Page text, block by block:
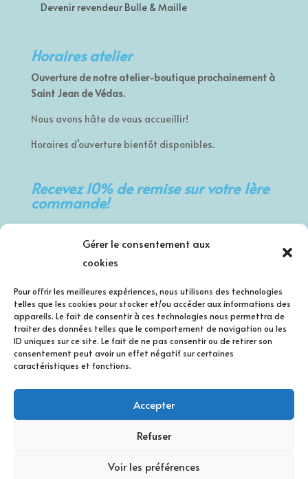
Gérer le consentement aux
cookies
Pour offrir les meilleures expériences, nous utilisons des technologies
telles que les cookies pour stocker et/ou accéder aux informations des
appareils. Le fait de consentir à ces technologies nous permettra de
traiter des données telles que le comportement de navigation ou les
ID uniques sur ce site. Le fait de ne pas consentir ou de retirer son
consentement peut avoir un effet négatif sur certaines
caractéristiques et fonctions.
Accepter
Refuser
Voir les préférences
Devenir revendeur Bulle & Maille
Horaires atelier
Ouverture de notre atelier-boutique prochainement à
Saint Jean de Védas.
Nous avons hâte de vous accueillir!
Horaires d’ouverture bientôt disponibles.
Recevez 10% de remise sur votre 1ère
commande!
Nom de famille
E-mail